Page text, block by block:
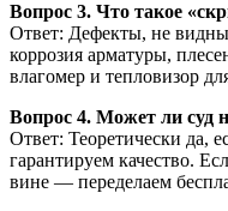
Вопрос 3. Что такое
Ответ: Дефекты, не
коррозия арматуры,
влагомер и тепловизор
Вопрос 4. Может ли суд
Ответ: Теоретически да,
гарантируем качество.
вине — переделаем